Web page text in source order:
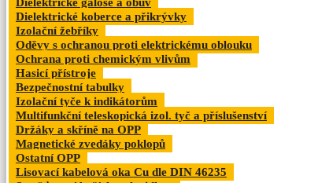
Dielektrické galoše a obuv
Dielektrické koberce a přikrývky
Izolační žebříky
Oděvy s ochranou proti elektrickému oblouku
Ochrana proti chemickým vlivům
Hasicí přístroje
Bezpečnostní tabulky
Izolační tyče k indikátorům
Multifunkční teleskopická izol. tyč a příslušenství
Držáky a skříně na OPP
Magnetické zvedáky poklopů
Ostatní OPP
Lisovací kabelová oka Cu dle DIN 46235